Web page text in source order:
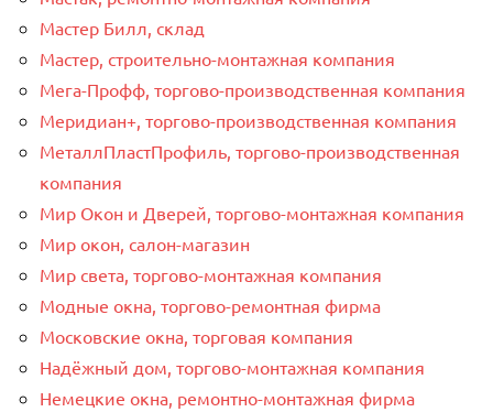
Мастер Билл, склад
Мастер, строительно-монтажная компания
Мега-Профф, торгово-производственная компания
Меридиан+, торгово-производственная компания
МеталлПластПрофиль, торгово-производственная
компания
Мир Окон и Дверей, торгово-монтажная компания
Мир окон, салон-магазин
Мир света, торгово-монтажная компания
Модные окна, торгово-ремонтная фирма
Московские окна, торговая компания
Надёжный дом, торгово-монтажная компания
Немецкие окна, ремонтно-монтажная фирма